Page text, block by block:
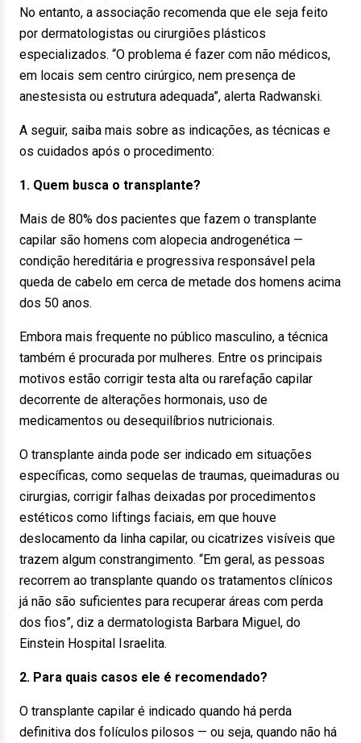
No entanto, a associação recomenda que ele seja feito
por dermatologistas ou cirurgiões plásticos
especializados. “O problema é fazer com não médicos,
em locais sem centro cirúrgico, nem presença de
anestesista ou estrutura adequada”, alerta Radwanski.
A seguir, saiba mais sobre as indicações, as técnicas e
os cuidados após o procedimento:
1. Quem busca o transplante?
Mais de 80% dos pacientes que fazem o transplante
capilar são homens com alopecia androgenética —
condição hereditária e progressiva responsável pela
queda de cabelo em cerca de metade dos homens acima
dos 50 anos.
Embora mais frequente no público masculino, a técnica
também é procurada por mulheres. Entre os principais
motivos estão corrigir testa alta ou rarefação capilar
decorrente de alterações hormonais, uso de
medicamentos ou desequilíbrios nutricionais.
O transplante ainda pode ser indicado em situações
específicas, como sequelas de traumas, queimaduras ou
cirurgias, corrigir falhas deixadas por procedimentos
estéticos como liftings faciais, em que houve
deslocamento da linha capilar, ou cicatrizes visíveis que
trazem algum constrangimento. “Em geral, as pessoas
recorrem ao transplante quando os tratamentos clínicos
já não são suficientes para recuperar áreas com perda
dos fios”, diz a dermatologista Barbara Miguel, do
Einstein Hospital Israelita.
2. Para quais casos ele é recomendado?
O transplante capilar é indicado quando há perda
definitiva dos folículos pilosos — ou seja, quando não há